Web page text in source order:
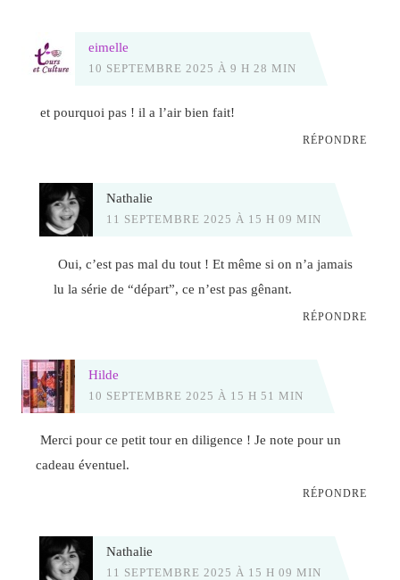
eimelle
10 SEPTEMBRE 2025 À 9 H 28 MIN
et pourquoi pas ! il a l’air bien fait!
RÉPONDRE
Nathalie
11 SEPTEMBRE 2025 À 15 H 09 MIN
Oui, c’est pas mal du tout ! Et même si on n’a jamais
lu la série de “départ”, ce n’est pas gênant.
RÉPONDRE
Hilde
10 SEPTEMBRE 2025 À 15 H 51 MIN
Merci pour ce petit tour en diligence ! Je note pour un
cadeau éventuel.
RÉPONDRE
Nathalie
11 SEPTEMBRE 2025 À 15 H 09 MIN